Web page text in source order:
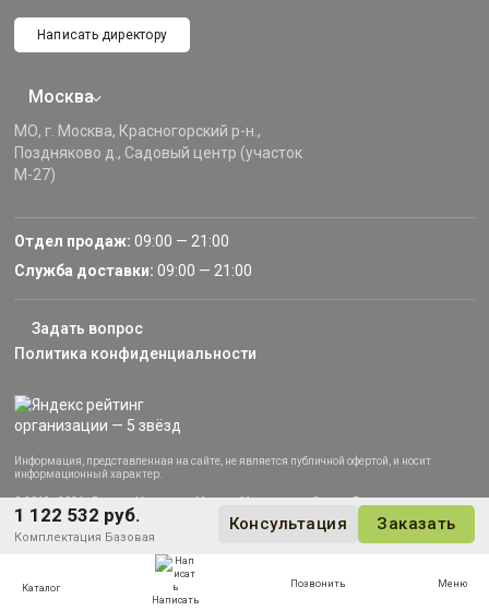
1 122 532 руб.
Комплектация Базовая
Консультация Заказать
Каталог
Написать
Позвонить Меню
Написать директору
Москва
МО, г. Москва, Красногорский р-н.,
Поздняково д., Садовый центр (участок
М-27)
Отдел продаж: 09:00 — 21:00
Служба доставки: 09:00 — 21:00
Задать вопрос
Политика конфиденциальности
Информация, представленная на сайте, не является публичной офертой, и носит
информационный характер.
© 2013–2024 «Русские Навесы» — Москва, Московская область. Все права защищены.